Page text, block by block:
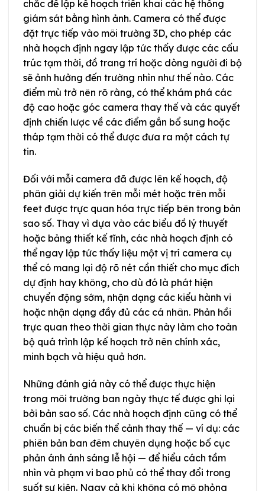
chắc để lập kế hoạch triển khai các hệ thống
giám sát bằng hình ảnh. Camera có thể được
đặt trực tiếp vào môi trường 3D, cho phép các
nhà hoạch định ngay lập tức thấy được các cấu
trúc tạm thời, đồ trang trí hoặc dòng người đi bộ
sẽ ảnh hưởng đến trường nhìn như thế nào. Các
điểm mù trở nên rõ ràng, có thể khám phá các
độ cao hoặc góc camera thay thế và các quyết
định chiến lược về các điểm gắn bổ sung hoặc
tháp tạm thời có thể được đưa ra một cách tự
tin.
Đối với mỗi camera đã được lên kế hoạch, độ
phân giải dự kiến trên mỗi mét hoặc trên mỗi
feet được trực quan hóa trực tiếp bên trong bản
sao số. Thay vì dựa vào các biểu đồ lý thuyết
hoặc bảng thiết kế tĩnh, các nhà hoạch định có
thể ngay lập tức thấy liệu một vị trí camera cụ
thể có mang lại độ rõ nét cần thiết cho mục đích
dự định hay không, cho dù đó là phát hiện
chuyển động sớm, nhận dạng các kiểu hành vi
hoặc nhận dạng đầy đủ các cá nhân. Phản hồi
trực quan theo thời gian thực này làm cho toàn
bộ quá trình lập kế hoạch trở nên chính xác,
minh bạch và hiệu quả hơn.
Những đánh giá này có thể được thực hiện
trong môi trường ban ngày thực tế được ghi lại
bởi bản sao số. Các nhà hoạch định cũng có thể
chuẩn bị các biến thể cảnh thay thế — ví dụ: các
phiên bản ban đêm chuyên dụng hoặc bố cục
phản ánh ánh sáng lễ hội — để hiểu cách tầm
nhìn và phạm vi bao phủ có thể thay đổi trong
suốt sự kiện. Ngay cả khi không có mô phỏng